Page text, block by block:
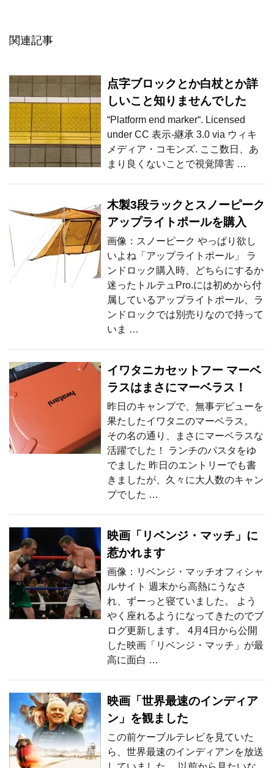
関連記事
点字ブロックとか白杖とか詳
しいこと知りませんでした
“Platform end marker“. Licensed
under CC 表示-継承 3.0 via ウィキ
メディア・コモンズ. ここ数日、あ
まり良くないことで視覚障害 …
木製3段ラックとスノーピーク
アップライトポールを購入
画像：スノーピーク やっぱり欲し
いよね「アップライトポール」 ラ
ンドロック購入時、どちらにするか
迷ったトルテュPro.には初めから付
属しているアップライトポール、ラ
ンドロックでは別売りなので持って
いま …
イワタニカセットフー マーベ
ラスはまさにマーベラス！
昨日のキャンプで、無事デビューを
果たしたイワタニのマーベラス。
その名の通り、まさにマーベラスな
活躍でした！ ランチのパスタをゆ
でました 昨日のエントリーでも書
きましたが、久々に大人数のキャン
プでした …
映画「リベンジ・マッチ」に
惹かれます
画像：リベンジ・マッチオフィシャ
ルサイト 週末から高熱にうなさ
れ、ずーっと寝ていました。 よう
やく座れるようになってきたのでブ
ログ更新します。 4月4日から公開
した映画「リベンジ・マッチ」が最
高に面白 …
映画「世界最速のインディア
ン」を観ました
この前ケーブルテレビを見ていた
ら、世界最速のインディアンを放送